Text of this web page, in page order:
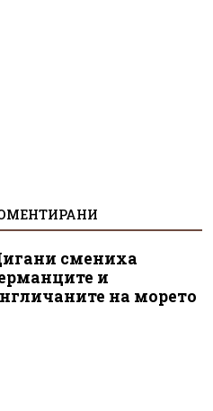
смениха
и
на морето